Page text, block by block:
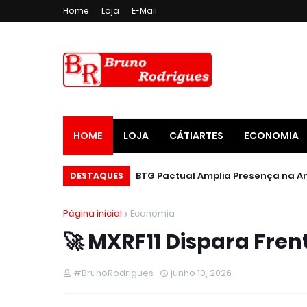
Home Loja E-Mail
HOME LOJA CÁTIARTES ECONOMIA
DESTAQUES
Página inicial Economia
🚀 MXRF11 Dispara
#BrunoRodrigues junho 10, 2026